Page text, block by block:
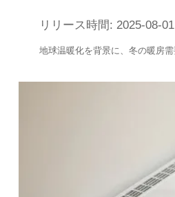
リリース時間: 2025-08-01